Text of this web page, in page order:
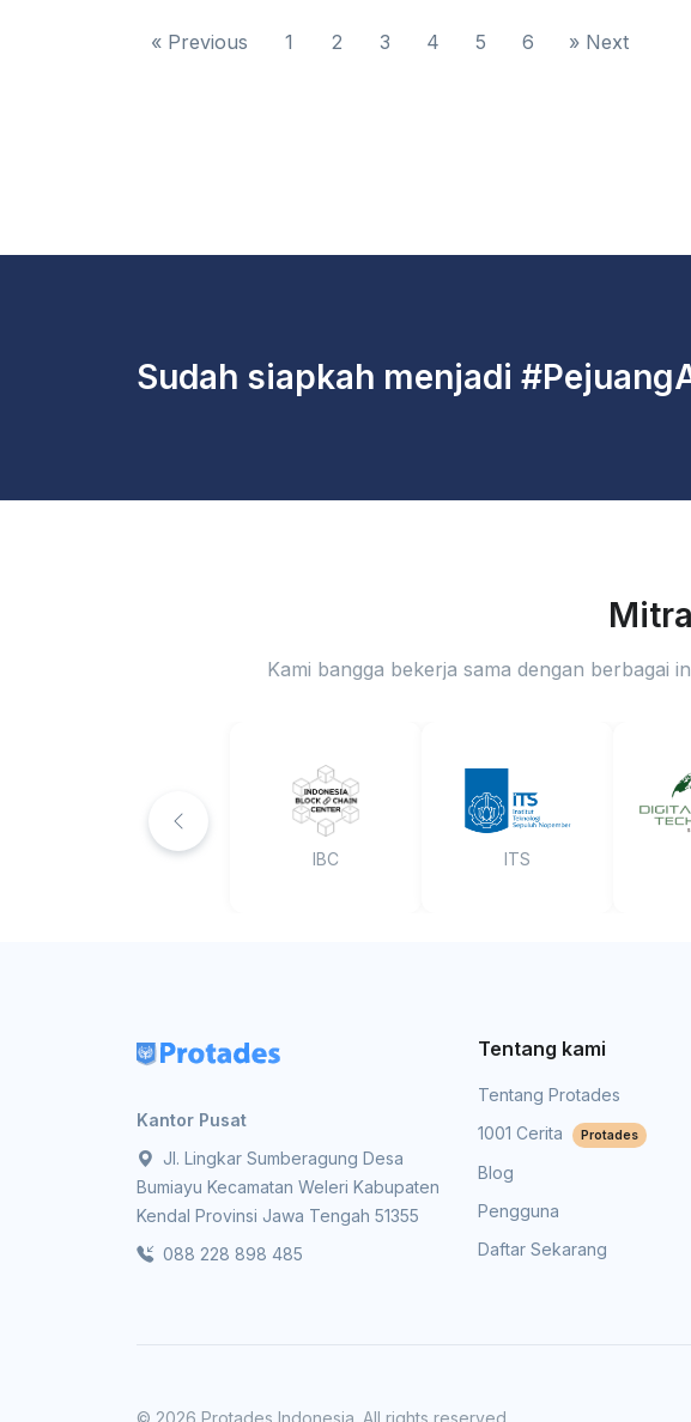
« Previous 1 2 3 4 5 6 » Next
Sudah siapkah menjadi
Kami bangga bekerja sama dengan berbagai
IBC ITS
Kantor Pusat
Jl. Lingkar Sumberagung Desa
Bumiayu Kecamatan Weleri Kabupaten
Kendal Provinsi Jawa Tengah 51355
088 228 898 485
Tentang kami
Tentang Protades
1001 Cerita
Protades
Blog
Pengguna
Daftar Sekarang